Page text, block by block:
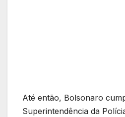
Até então, Bolsonaro
Superintendência da